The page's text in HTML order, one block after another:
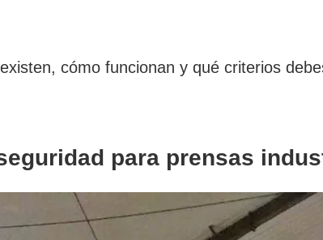
cómo funcionan y qué criterios
para prensas